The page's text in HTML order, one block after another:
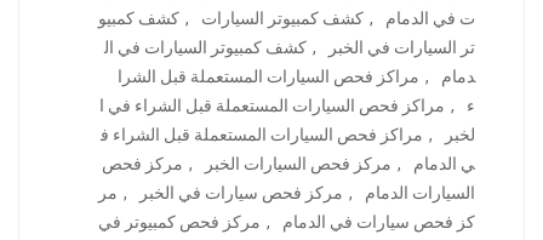
ت في الدمام
, كشف كمبيوتر السيارات , كشف كمبيو
تر السيارات في الخبر
, كشف كمبيوتر السيارات في ال
دمام
, مراكز فحص السيارات المستعملة قبل الشرا
ء
, مراكز فحص السيارات المستعملة قبل الشراء في ا
لخبر
, مراكز فحص السيارات المستعملة قبل الشراء ف
ي الدمام
, مركز فحص السيارات الخبر , مركز فحص
السيارات الدمام
, مركز فحص سيارات في الخبر , مر
كز فحص سيارات في الدمام
, مركز فحص كمبيوتر في